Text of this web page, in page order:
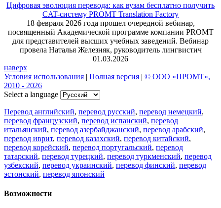
Цифровая эволюция перевода: как вузам бесплатно получить
CAT-систему PROMT Translation Factory
18 февраля 2026 года прошел очередной вебинар,
посвященный Академической программе компании PROMT
для представителей высших учебных заведений. Вебинар
провела Наталья Железняк, руководитель лингвистич
01.03.2026
наверх
Условия использования | Полная версия | © ООО «ПРОМТ»,
2010 - 2026
Select a language
Перевод английский, перевод русский, перевод немецкий,
перевод французский, перевод испанский, перевод
итальянский, перевод азербайджанский, перевод арабский,
перевод иврит, перевод казахский, перевод китайский,
перевод корейский, перевод португальский, перевод
татарский, перевод турецкий, перевод туркменский, перевод
узбекский, перевод украинский, перевод финский, перевод
эстонский, перевод японский
Возможности